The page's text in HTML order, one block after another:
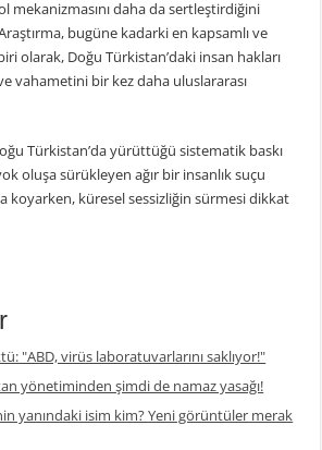
mekanizmasını daha da sertleştirdiğini
bugüne kadarki en kapsamlı ve
olarak, Doğu Türkistan’daki insan hakları
vahametini bir kez daha uluslararası
Türkistan’da yürüttüğü sistematik baskı
oluşa sürükleyen ağır bir insanlık suçu
koyarken, küresel sessizliğin sürmesi dikkat
"ABD, virüs laboratuvarlarını saklıyor!"
yönetiminden şimdi de namaz yasağı!
yanındaki isim kim? Yeni görüntüler merak